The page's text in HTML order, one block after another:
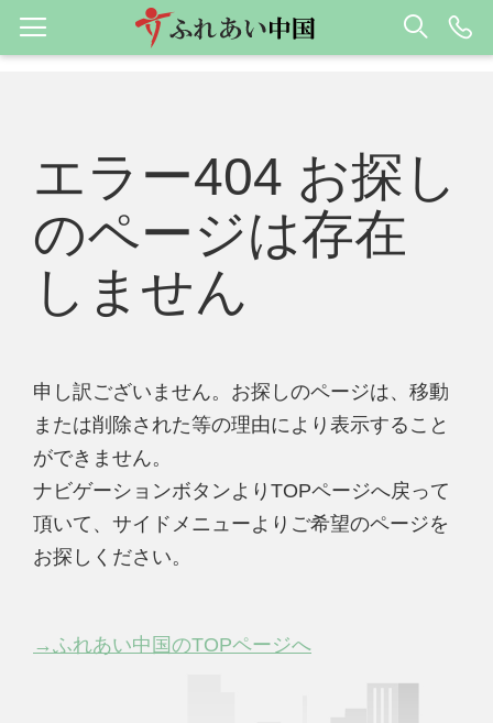
エラー404 お探し
のページは存在
しません
申し訳ございません。お探しのページは、移動
または削除された等の理由により表示すること
ができません。
ナビゲーションボタンよりTOPページへ戻って
頂いて、サイドメニューよりご希望のページを
お探しください。
→ふれあい中国のTOPページへ